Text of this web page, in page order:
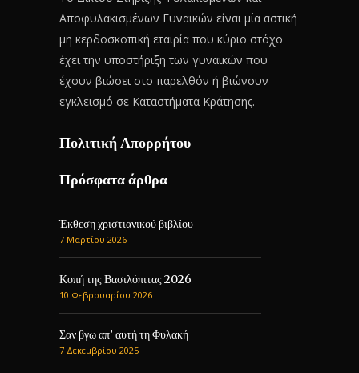
Αποφυλακισμένων Γυναικών είναι μία αστική
μη κερδοσκοπική εταιρία που κύριο στόχο
έχει την υποστήριξη των γυναικών που
έχουν βιώσει στο παρελθόν ή βιώνουν
εγκλεισμό σε Καταστήματα Κράτησης.
Πολιτική Απορρήτου
Πρόσφατα άρθρα
Έκθεση χριστιανικού βιβλίου
7 Μαρτίου 2026
Κοπή της Βασιλόπιτας 2026
10 Φεβρουαρίου 2026
Σαν βγω απ’ αυτή τη Φυλακή
7 Δεκεμβρίου 2025